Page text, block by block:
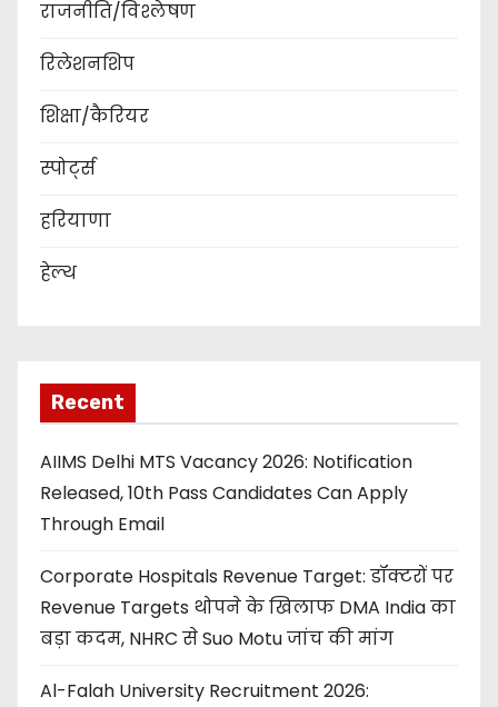
राजनीति/विश्लेषण
रिलेशनशिप
शिक्षा/कैरियर
स्पोर्ट्स
हरियाणा
हेल्थ
Recent
AIIMS Delhi MTS Vacancy 2026: Notification
Released, 10th Pass Candidates Can Apply
Through Email
Corporate Hospitals Revenue Target: डॉक्टरों पर
Revenue Targets थोपने के खिलाफ DMA India का
बड़ा कदम, NHRC से Suo Motu जांच की मांग
Al-Falah University Recruitment 2026: